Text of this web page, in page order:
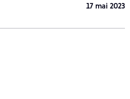
17 mai 2023